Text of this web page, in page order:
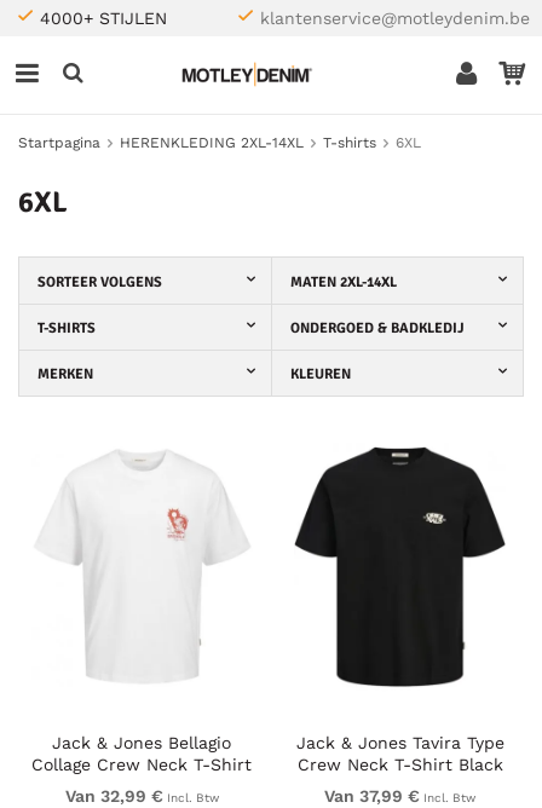
4000+ STIJLEN klantenservice@motleydenim.be
Startpagina HERENKLEDING 2XL-14XL T-shirts 6XL
6XL
SORTEER VOLGENS MATEN 2XL-14XL
T-SHIRTS ONDERGOED & BADKLEDIJ
MERKEN KLEUREN
Jack & Jones Bellagio
Collage Crew Neck T-Shirt
Bright White
Van 32,99 € Incl. Btw
Jack & Jones Tavira Type
Crew Neck T-Shirt Black
Van 37,99 € Incl. Btw